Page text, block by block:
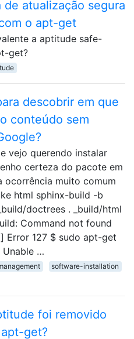
de atualização segura
o apt-get
a aptitude safe-
get?
descobrir em que
conteúdo sem
vejo querendo instalar
certeza do pacote em
ocorrência muito comum
html sphinx-build -b
doctrees . _build/html
Command not found
Error 127 $ sudo apt-get
Unable …
software-installation
foi removido
get?